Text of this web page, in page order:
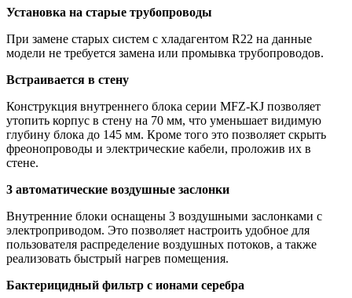
Установка на старые трубопроводы
При замене старых систем с хладагентом R22 на данные
модели не требуется замена или промывка трубопроводов.
Встраивается в стену
Конструкция внутреннего блока серии MFZ-KJ позволяет
утопить корпус в стену на 70 мм, что уменьшает видимую
глубину блока до 145 мм. Кроме того это позволяет скрыть
фреонопроводы и электрические кабели, проложив их в
стене.
3 автоматические воздушные заслонки
Внутренние блоки оснащены 3 воздушными заслонками с
электроприводом. Это позволяет настроить удобное для
пользователя распределение воздушных потоков, а также
реализовать быстрый нагрев помещения.
Бактерицидный фильтр с ионами серебра